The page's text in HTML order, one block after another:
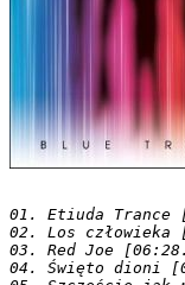
01. Etiuda
02. Los człowieka
03. Red Joe
04. Święto dioni